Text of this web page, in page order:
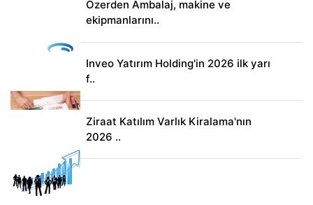
Özerden Ambalaj, makine ve
ekipmanlarını..
Inveo Yatırım Holding'in 2026 ilk yarı
f..
Ziraat Katılım Varlık Kiralama'nın
2026 ..